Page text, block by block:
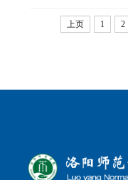
上页 1 2